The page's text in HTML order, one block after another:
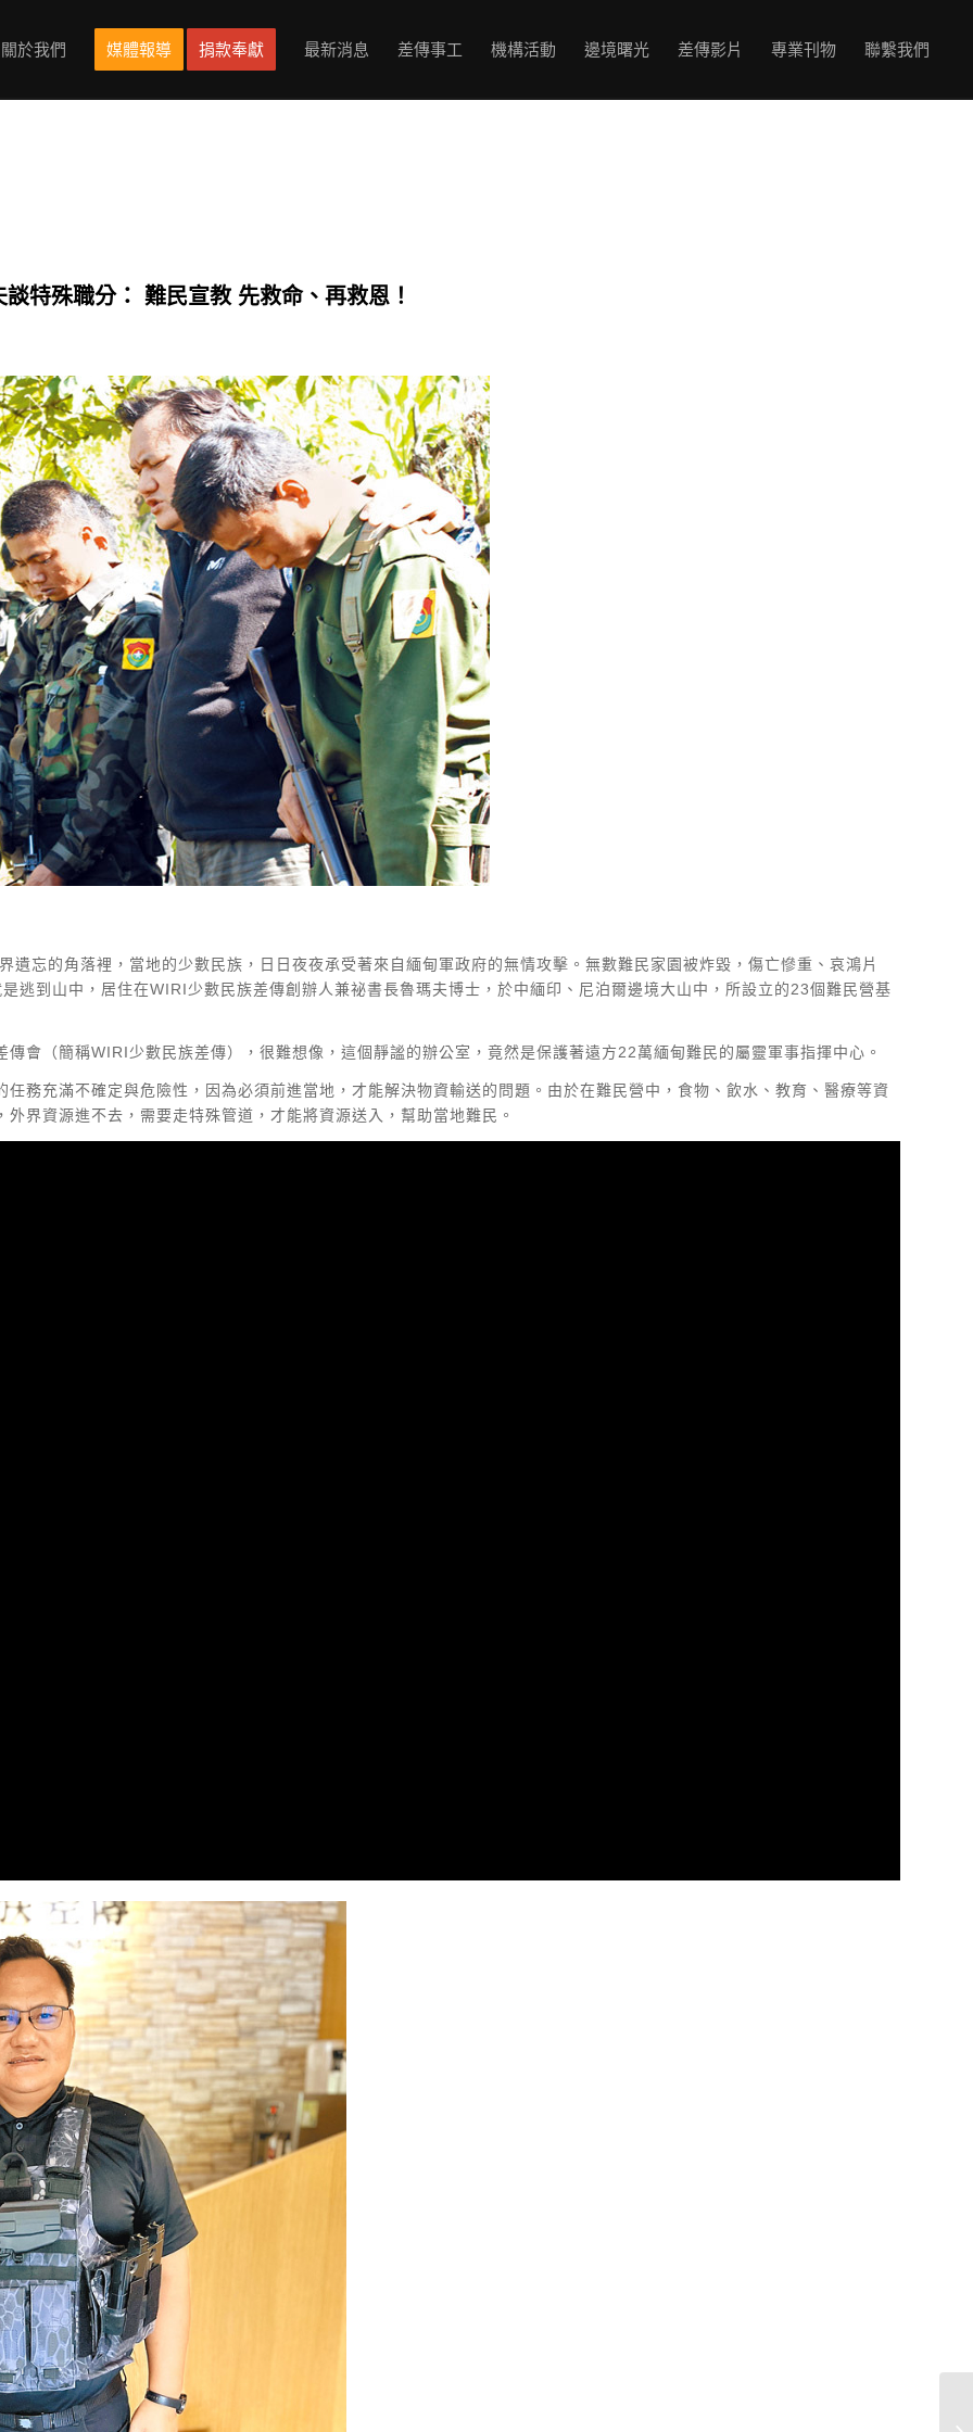
關於我們 媒體報導 捐款奉獻 最新消息 差傳事工 機構活動 邊境曙光 差傳影片 專業刊物 聯繫我們
特殊職分： 難民宣教 先救命、再救恩！
遺忘的角落裡，當地的少數民族，日日夜夜承受著來自緬甸軍政府的無情攻擊。無數難民家園被炸毀，傷亡慘重、哀鴻片
逃到山中，居住在WIRI少數民族差傳創辦人兼祕書長魯瑪夫博士，於中緬印、尼泊爾邊境大山中，所設立的23個難民營基
會（簡稱WIRI少數民族差傳），很難想像，這個靜謐的辦公室，竟然是保護著遠方22萬緬甸難民的屬靈軍事指揮中心。
務充滿不確定與危險性，因為必須前進當地，才能解決物資輸送的問題。由於在難民營中，食物、飲水、教育、醫療等資
界資源進不去，需要走特殊管道，才能將資源送入，幫助當地難民。